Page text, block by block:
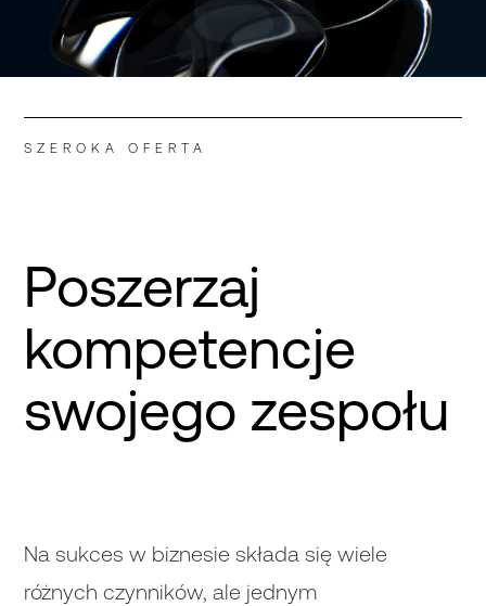
SZEROKA OFERTA
Poszerzaj
kompetencje
swojego zespołu
Na sukces w biznesie składa się wiele
różnych czynników, ale jednym